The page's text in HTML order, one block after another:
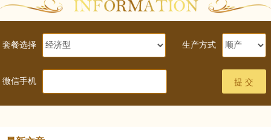
套餐选择 生产方式
微信手机